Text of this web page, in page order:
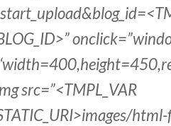
src=”<TMPL_VAR